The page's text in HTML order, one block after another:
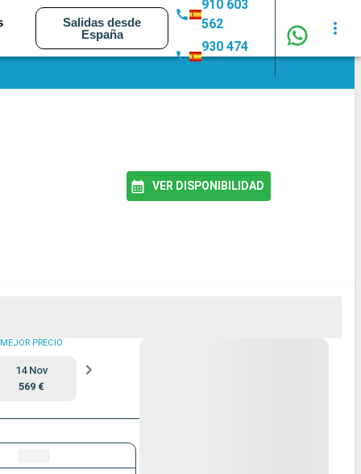
Salidas desde
España
910 603
562
930 474
VER DISPONIBILIDAD
MEJOR PRECIO
14 Nov
569 €